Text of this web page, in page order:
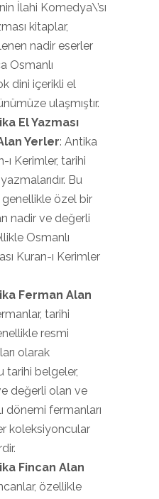
İlahi Komedya\’sı
kitaplar,
nadir eserler
Osmanlı
dini içerikli el
ulaşmıştır.
El Yazması
Yerler: Antika
ı Kerimler, tarihi
Bu
genellikle özel bir
nadir ve değerli
Osmanlı
Kuran-ı Kerimler
Ferman Alan
tarihi
resmi
olarak
tarihi belgeler,
değerli olan ve
dönemi fermanları
koleksiyoncular
Fincan Alan
özellikle